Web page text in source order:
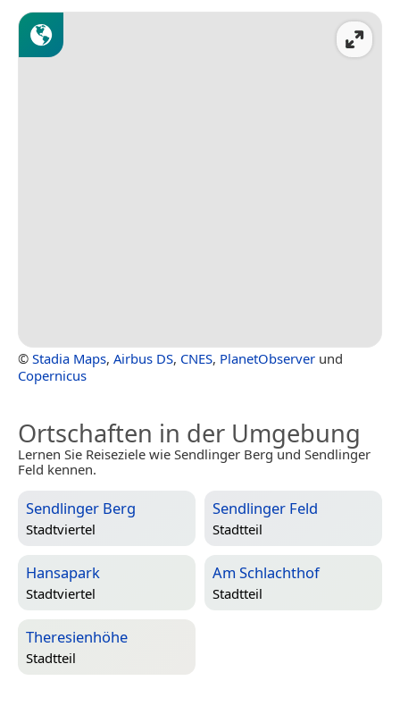
© Stadia Maps, Airbus DS, CNES, PlanetObserver und
Copernicus
Ortschaften in der Umgebung
Lernen Sie Reiseziele wie Sendlinger Berg und Sendlinger
Feld kennen.
Sendlinger Berg
Stadtviertel
Sendlinger Feld
Stadtteil
Hansapark
Stadtviertel
Am Schlachthof
Stadtteil
Theresienhöhe
Stadtteil